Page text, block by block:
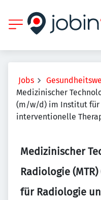
Jobs
Medizinischer
(m/w/d) im Institut für
interventionelle
Medizinischer
Radiologie
für Radiologie